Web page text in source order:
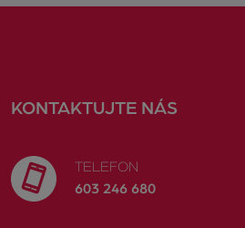
KONTAKTUJTE NÁS
TELEFON
603 246 680